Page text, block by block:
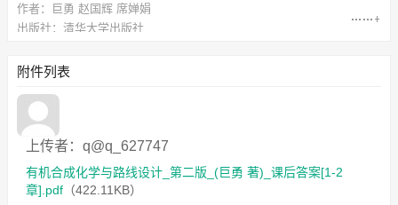
作者：巨勇 赵国辉 席婵娟
出版社：清华大学出版社
章].pdf （422.11KB）
附件列表
上传者：q@q_627747
有机合成化学与路线设计_第二版_(巨勇 著)_课后答案[1-2
章].pdf （422.11KB）